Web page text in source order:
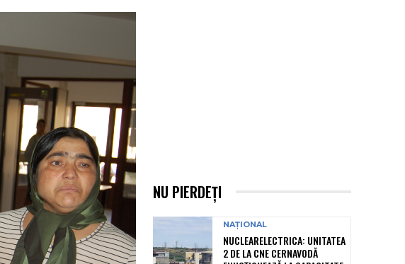
NU PIERDEȚI
NAȚIONAL
NUCLEARELECTRICA: UNITATEA
2 DE LA CNE CERNAVODĂ